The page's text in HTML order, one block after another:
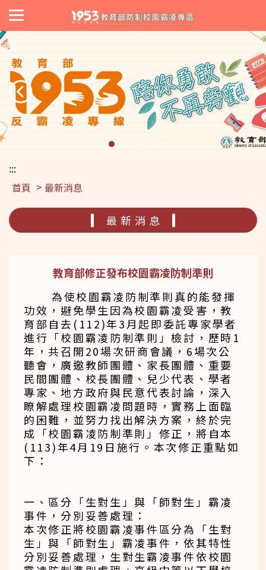
:::
首頁
最新消息
最新消息
教育部修正發布校園霸凌防制準則
為使校園霸凌防制準則真的能發揮
功效，避免學生因為校園霸凌受害，教
育部自去(112)年3月起即委託專家學者
進行「校園霸凌防制準則」檢討，歷時1
年，共召開20場次研商會議，6場次公
聽會，廣邀教師團體、家長團體、重要
民間團體、校長團體、兒少代表、學者
專家、地方政府與民意代表討論，深入
瞭解處理校園霸凌問題時，實務上面臨
的困難，並努力找出解決方案，終於完
成「校園霸凌防制準則」修正，將自本
(113)年4月19日施行。本次修正重點如
下：
一、區分「生對生」與「師對生」霸凌
事件，分別妥善處理：
本次修正將校園霸凌事件區分為「生對
生」與「師對生」霸凌事件，依其特性
分別妥善處理，生對生霸凌事件依校園